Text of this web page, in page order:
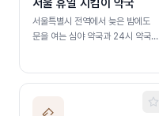
서울 휴일 지킴이 약국
서울특별시 전역에서 늦은 밤에도
문을 여는 심야 약국과 24시 약국을